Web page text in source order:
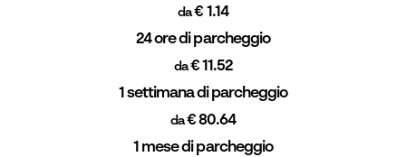
da€ 1.14
24 ore di parcheggio
da€ 11.52
1 settimana di parcheggio
da€ 80.64
1 mese di parcheggio